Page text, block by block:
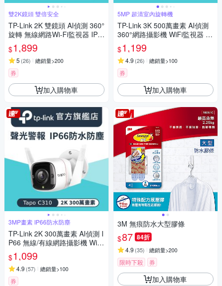
雙2K鏡頭 雙倍安全
TP-Link 2K 雙鏡頭 AI偵測 360°
旋轉 無線網路Wi-Fi監視器 IPC
AM(支援512G/IP65防水防塵/T
apo C246D)
$1,899
5 (26) 總銷量>200
券
加入購物車
3MP畫素 IP66防水防塵
TP-Link 2K 300萬畫素 AI偵測 I
P66 無線/有線網路攝影機 WiFi
監視器 IPCAM (雙向語音/聲光
警報/Tapo C310)
$1,099
4.9 (57) 總銷量>100
券
5MP 超清室內旋轉機
TP-Link 3K 500萬畫素 AI偵測
360°網路攝影機 WiFi監視器 IP
CAM(雙向語音/支援512GB/寵
物/嬰兒/長輩/Tapo C230 )
$1,199
4.9 (26) 總銷量>100
券
加入購物車
3M 無痕防水大型膠條
$87 84折
4.9 (35) 總銷量>200
限時下殺 券
加入購物車